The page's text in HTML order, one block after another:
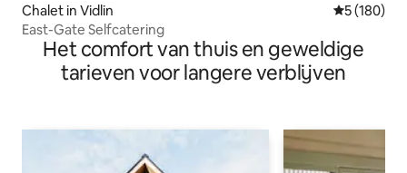
Chalet in Vidlin
5 (180)
East-Gate Selfcatering
Het comfort van thuis en geweldige
tarieven voor langere verblijven